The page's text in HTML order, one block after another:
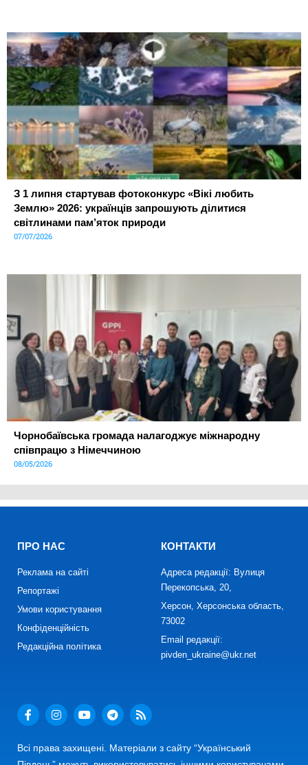
З 1 липня стартував фотоконкурс «Вікі любить
Землю» 2026: українців запрошують ділитися
світлинами пам’яток природи
07/07/2026
Чорнобаївська громада налагоджує міжнародну
співпрацю з Німеччиною
08/05/2026
ПРО НАС
Реклама на сайті
Репортажі
Умови користування
Конфіденційність
Редакційна політика
КОНТАКТИ
Адреса редакції: Вулиця
Перекопська, 20,
Херсон, Херсонська область,
73002
Email редакції:
pivden_ukraine@ukr.net
Всі права захищені. Матеріали з сайту “Український